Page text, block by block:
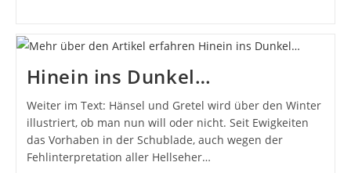
Hinein ins Dunkel…
Weiter im Text: Hänsel und Gretel wird über den Winter
illustriert, ob man nun will oder nicht. Seit Ewigkeiten
das Vorhaben in der Schublade, auch wegen der
Fehlinterpretation aller Hellseher…